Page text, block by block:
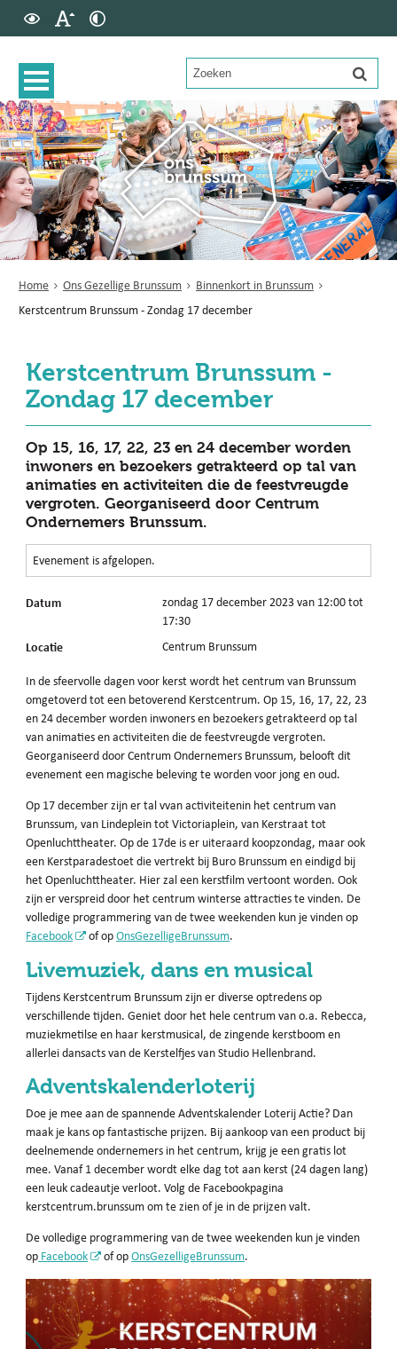
Home Ons Gezellige Brunssum
Binnenkort in Brunssum
Kerstcentrum Brunssum - Zondag 17 december
Kerstcentrum Brunssum -
Zondag 17 december
Op 15, 16, 17, 22, 23 en 24 december worden
inwoners en bezoekers getrakteerd op tal van
animaties en activiteiten die de feestvreugde
vergroten. Georganiseerd door Centrum
Ondernemers Brunssum.
Evenement is afgelopen.
Datum
zondag 17 december 2023 van 12:00 tot
17:30
Locatie Centrum Brunssum
In de sfeervolle dagen voor kerst wordt het centrum van Brunssum
omgetoverd tot een betoverend Kerstcentrum. Op 15, 16, 17, 22, 23
en 24 december worden inwoners en bezoekers getrakteerd op tal
van animaties en activiteiten die de feestvreugde vergroten.
Georganiseerd door Centrum Ondernemers Brunssum, belooft dit
evenement een magische beleving te worden voor jong en oud.
Op 17 december zijn er tal vvan activiteitenin het centrum van
Brunssum, van Lindeplein tot Victoriaplein, van Kerstraat tot
Openluchttheater. Op de 17de is er uiteraard koopzondag, maar ook
een Kerstparadestoet die vertrekt bij Buro Brunssum en eindigd bij
het Openluchttheater. Hier zal een kerstfilm vertoont worden. Ook
zijn er verspreid door het centrum winterse attracties te vinden. De
volledige programmering van de twee weekenden kun je vinden op
Facebook
of opOnsGezelligeBrunssum.
Livemuziek, dans en musical
Tijdens Kerstcentrum Brunssum zijn er diverse optredens op
verschillende tijden. Geniet door het hele centrum van o.a. Rebecca,
muziekmetilse en haar kerstmusical, de zingende kerstboom en
allerlei dansacts van de Kerstelfjes van Studio Hellenbrand.
Adventskalenderloterij
Doe je mee aan de spannende Adventskalender Loterij Actie? Dan
maak je kans op fantastische prijzen. Bij aankoop van een product bij
deelnemende ondernemers in het centrum, krijg je een gratis lot
mee. Vanaf 1 december wordt elke dag tot aan kerst (24 dagen lang)
een leuk cadeautje verloot. Volg de Facebookpagina
kerstcentrum.brunssum om te zien of je in de prijzen valt.
De volledige programmering van de twee weekenden kun je vinden
op Facebook of opOnsGezelligeBrunssum.